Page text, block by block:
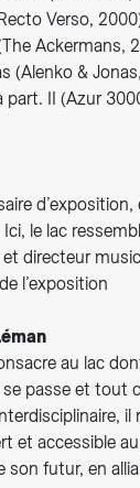
Verso,
Ackermans,
(Alenko &
II (Azur
le lac
directeur
l’exposition
au lac
se passe et tout
et accessible
son futur, en